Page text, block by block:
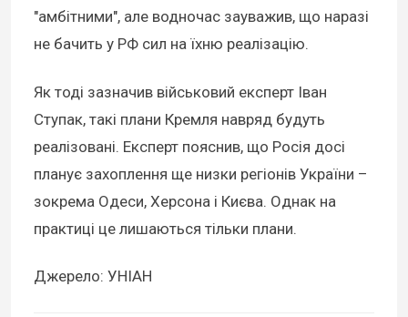
"амбітними", але водночас зауважив, що наразі
не бачить у РФ сил на їхню реалізацію.
Як тоді зазначив військовий експерт Іван
Ступак, такі плани Кремля навряд будуть
реалізовані. Експерт пояснив, що Росія досі
планує захоплення ще низки регіонів України –
зокрема Одеси, Херсона і Києва. Однак на
практиці це лишаються тільки плани.
Джерело: УНІАН